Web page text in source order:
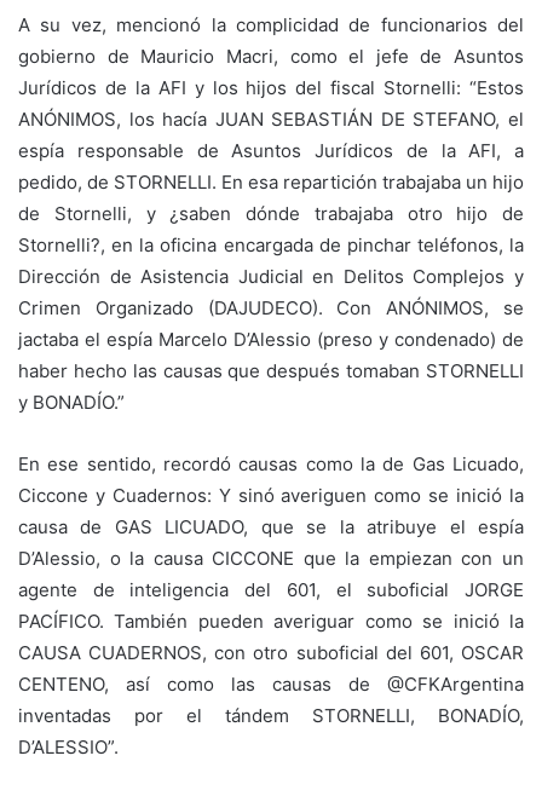
A su vez, mencionó la complicidad de funcionarios del
gobierno de Mauricio Macri, como el jefe de Asuntos
Jurídicos de la AFI y los hijos del fiscal Stornelli: “Estos
ANÓNIMOS, los hacía JUAN SEBASTIÁN DE STEFANO, el
espía responsable de Asuntos Jurídicos de la AFI, a
pedido, de STORNELLI. En esa repartición trabajaba un hijo
de Stornelli, y ¿saben dónde trabajaba otro hijo de
Stornelli?, en la oficina encargada de pinchar teléfonos, la
Dirección de Asistencia Judicial en Delitos Complejos y
Crimen Organizado (DAJUDECO). Con ANÓNIMOS, se
jactaba el espía Marcelo D’Alessio (preso y condenado) de
haber hecho las causas que después tomaban STORNELLI
y BONADÍO.”
En ese sentido, recordó causas como la de Gas Licuado,
Ciccone y Cuadernos: Y sinó averiguen como se inició la
causa de GAS LICUADO, que se la atribuye el espía
D’Alessio, o la causa CICCONE que la empiezan con un
agente de inteligencia del 601, el suboficial JORGE
PACÍFICO. También pueden averiguar como se inició la
CAUSA CUADERNOS, con otro suboficial del 601, OSCAR
CENTENO, así como las causas de @CFKArgentina
inventadas por el tándem STORNELLI, BONADÍO,
D’ALESSIO”.